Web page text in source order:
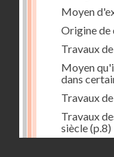
Moyen
Origine de
Travaux
Moyen
dans
Travaux
Travaux
siècle(p.8)